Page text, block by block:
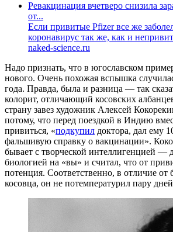
Ревакцинация вчетверо снизила
от...
Если привитые Pfizer все же
коронавирус так же, как и
naked-science.ru
Надо признать, что в югославском
нового. Очень похожая вспышка
года. Правда, была и разница — так
колорит, отличающий косовских
страну завез художник Алексей
потому, что перед поездкой в Индию
привиться, «подкупил доктора, дал ему
фальшивую справку о вакцинации».
бывает с творческой интеллигенцией —
биологией на «вы» и считал, что от
потенция. Соответственно, в отличие от
косовца, он не потемпературил пару